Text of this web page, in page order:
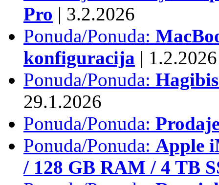
Pro | 3.2.2026
Ponuda/Ponuda:
konfiguracija | 1.2.2026
Ponuda/Ponuda:
29.1.2026
Ponuda/Ponuda:
Ponuda/Ponuda: Apple
/ 128 GB RAM / 4 TB